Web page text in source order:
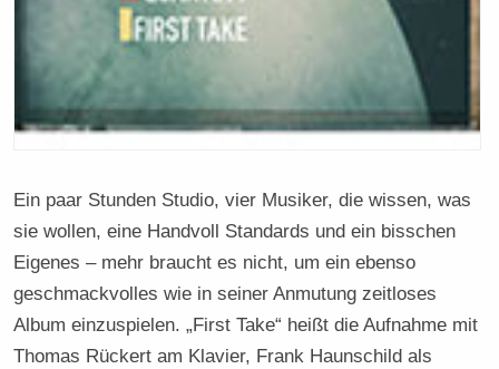
Ein paar Stunden Studio, vier Musiker, die wissen, was
sie wollen, eine Handvoll Standards und ein bisschen
Eigenes – mehr braucht es nicht, um ein ebenso
geschmackvolles wie in seiner Anmutung zeitloses
Album einzuspielen. „First Take“ heißt die Aufnahme mit
Thomas Rückert am Klavier, Frank Haunschild als